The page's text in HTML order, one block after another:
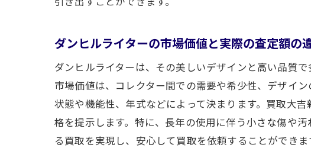
静岡市で経
静岡市で信頼
信頼され
高額査定
お客様の
ダンヒルライターの市場価値と実際の査定額の
ダンヒルライターは、その美しいデザインと高い品質
市場価値は、コレクター間での需要や希少性、デザイ
状態や機能性、年式などによって決まります。買取大
格を提示します。特に、長年の使用に伴う小さな傷や
る買取を実現し、安心して買取を依頼することができま